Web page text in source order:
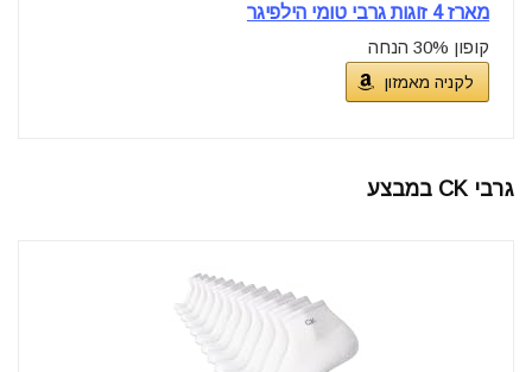
מארז 4 זוגות גרבי טומי הילפיגר
קופון 30% הנחה
לקניה מאמזון
גרבי CK במבצע